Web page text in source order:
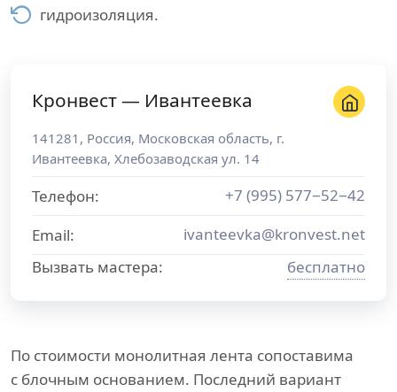
гидроизоляция.
Кронвест — Ивантеевка
141281 , Россия, Московская область, г.
Ивантеевка, Хлебозаводская ул. 14
Телефон:
+7 (995) 577−52−42
Email:
ivanteevka@kronvest.net
Вызвать мастера:
бесплатно
По стоимости монолитная лента сопоставима
с блочным основанием. Последний вариант